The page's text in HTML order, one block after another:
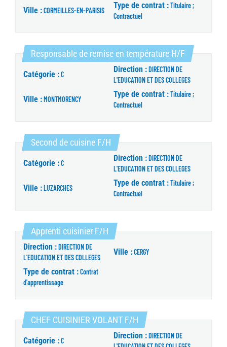
Ville :CORMEILLES-EN-PARISIS
Type de contrat :Titulaire ;
Contractuel
Responsable de remise en température H/F (Nouvelle
Catégorie :C
Direction :DIRECTION DE
L'EDUCATION ET DES COLLEGES
Ville :MONTMORENCY
Type de contrat :Titulaire ;
Contractuel
Second de cuisine F/H (Nouvelle fenêtre)
Catégorie :C
Direction :DIRECTION DE
L'EDUCATION ET DES COLLEGES
Ville :LUZARCHES
Type de contrat :Titulaire ;
Contractuel
Apprenti cuisinier F/H (Nouvelle fenêtre)
Direction :DIRECTION DE
L'EDUCATION ET DES COLLEGES
Ville :CERGY
Type de contrat :Contrat
d'apprentissage
CHEF CUISINIER VOLANT F/H (Nouvelle fenêtre)
Catégorie :C
Direction :DIRECTION DE